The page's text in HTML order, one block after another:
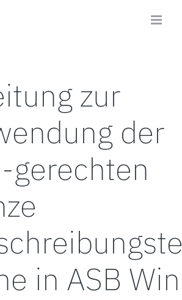
zur
der
gerechten
in ASB Win